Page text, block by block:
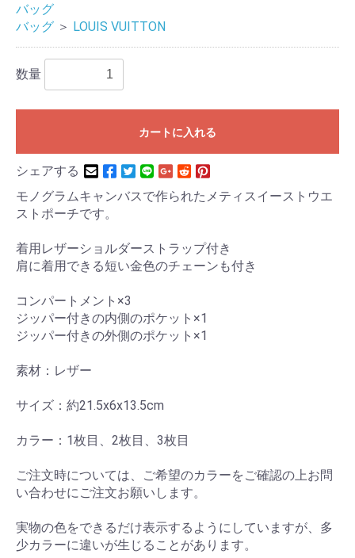
バッグ
バッグ ＞ LOUIS VUITTON
数量
カートに入れる
シェアする
モノグラムキャンバスで作られたメティスイーストウエ
ストポーチです。
着用レザーショルダーストラップ付き
肩に着用できる短い金色のチェーンも付き
コンパートメント×3
ジッパー付きの内側のポケット×1
ジッパー付きの外側のポケット×1
素材：レザー
サイズ：約21.5x6x13.5cm
カラー：1枚目、2枚目、3枚目
ご注文時については、ご希望のカラーをご確認の上お問
い合わせにご注文お願いします。
実物の色をできるだけ表示するようにしていますが、多
少カラーに違いが生じることがあります。